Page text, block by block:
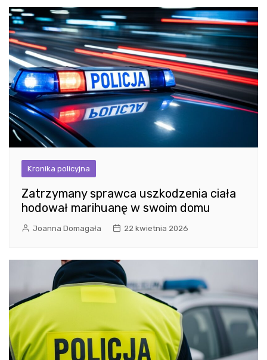
Kronika policyjna
Zatrzymany sprawca uszkodzenia ciała
hodował marihuanę w swoim domu
Joanna Domagała 22 kwietnia 2026